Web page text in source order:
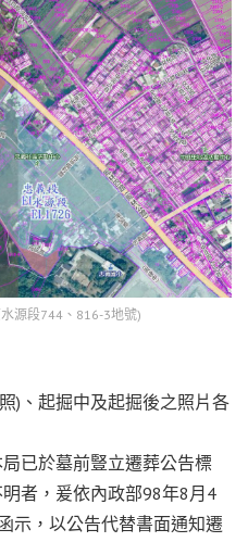
源段744、816-3地號)
)、起掘中及起掘後之照片各
已於墓前豎立遷葬公告標
者，爰依內政部98年8月4
示，以公告代替書面通知遷